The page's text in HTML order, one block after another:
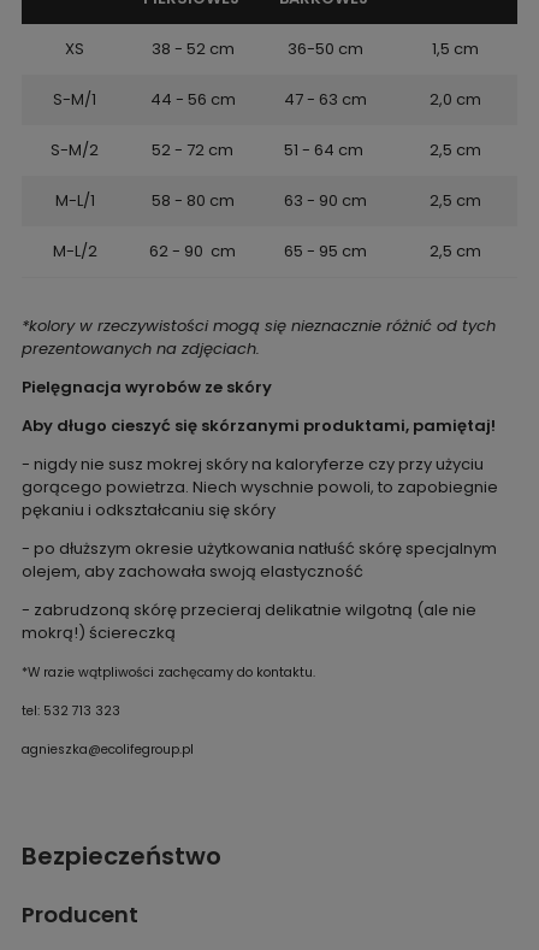
XS 38 - 52 cm 36-50 cm 1,5 cm
S-M/1 44 - 56 cm 47 - 63 cm 2,0 cm
S-M/2 52 - 72 cm 51 - 64 cm 2,5 cm
M-L/1 58 - 80 cm 63 - 90 cm 2,5 cm
M-L/2 62 - 90 cm 65 - 95 cm 2,5 cm
*kolory w rzeczywistości mogą się nieznacznie różnić od tych
prezentowanych na zdjęciach.
Pielęgnacja wyrobów ze skóry
Aby długo cieszyć się skórzanymi produktami, pamiętaj!
- nigdy nie susz mokrej skóry na kaloryferze czy przy użyciu
gorącego powietrza. Niech wyschnie powoli, to zapobiegnie
pękaniu i odkształcaniu się skóry
- po dłuższym okresie użytkowania natłuść skórę specjalnym
olejem, aby zachowała swoją elastyczność
- zabrudzoną skórę przecieraj delikatnie wilgotną (ale nie
mokrą!) ściereczką
*W razie wątpliwości zachęcamy do kontaktu.
tel: 532 713 323
agnieszka@ecolifegroup.pl
Bezpieczeństwo
Producent